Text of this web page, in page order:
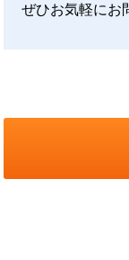
ぜひお気軽にお